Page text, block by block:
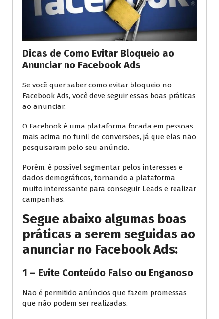
Dicas de Como Evitar Bloqueio ao
Anunciar no Facebook Ads
Se você quer saber como evitar bloqueio no
Facebook Ads, você deve seguir essas boas práticas
ao anunciar.
O Facebook é uma plataforma focada em pessoas
mais acima no funil de conversões, já que elas não
pesquisaram pelo seu anúncio.
Porém, é possível segmentar pelos interesses e
dados demográficos, tornando a plataforma
muito interessante para conseguir Leads e realizar
campanhas.
Segue abaixo algumas boas
práticas a serem seguidas ao
anunciar no Facebook Ads:
1 – Evite Conteúdo Falso ou Enganoso
Não é permitido anúncios que fazem promessas
que não podem ser realizadas.